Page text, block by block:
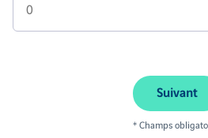
Suivant
* Champs